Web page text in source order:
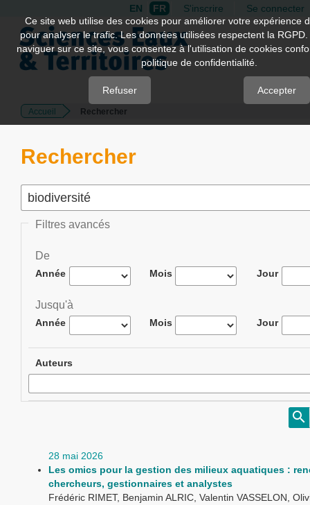
Quick
jump
page
Main
Content
EN FR S'inscrire Se connecter
Accueil Rechercher
Rechercher
Filtres avancés
De
Année Mois Jour
Jusqu'à
Année Mois Jour
Auteurs
28 mai 2026
Les omics pour la gestion des milieux aquatiques :
chercheurs, gestionnaires et analystes
Frédéric RIMET, Benjamin ALRIC, Valentin VASSELON,
Ce site web utilise des cookies pour améliorer votre expérience
pour analyser le trafic. Les données utilisées respectent la
naviguer sur ce site, vous consentez à l'utilisation de cookies
politique de confidentialité.
Refuser Accepter